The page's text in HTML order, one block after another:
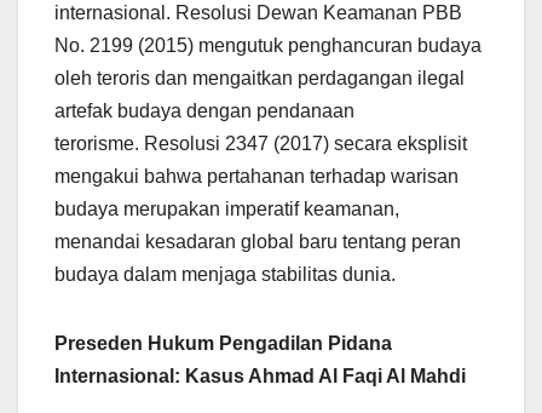
internasional. Resolusi Dewan Keamanan PBB
No. 2199 (2015) mengutuk penghancuran budaya
oleh teroris dan mengaitkan perdagangan ilegal
artefak budaya dengan pendanaan
terorisme. Resolusi 2347 (2017) secara eksplisit
mengakui bahwa pertahanan terhadap warisan
budaya merupakan imperatif keamanan,
menandai kesadaran global baru tentang peran
budaya dalam menjaga stabilitas dunia.
Preseden Hukum Pengadilan Pidana
Internasional: Kasus Ahmad Al Faqi Al Mahdi